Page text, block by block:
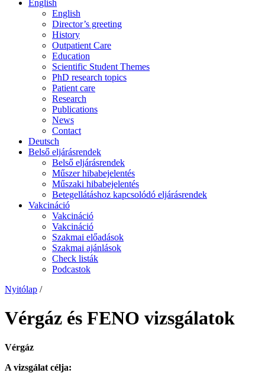
English
English
Director’s greeting
History
Outpatient Care
Education
Scientific Student Themes
PhD research topics
Patient care
Research
Publications
News
Contact
Deutsch
Belső eljárásrendek
Belső eljárásrendek
Műszer hibabejelentés
Műszaki hibabejelentés
Betegellátáshoz kapcsolódó eljárásrendek
Vakcináció
Vakcináció
Vakcináció
Szakmai előadások
Szakmai ajánlások
Check listák
Podcastok
Nyitólap /
Vérgáz és FENO vizsgálatok
Vérgáz
A vizsgálat célja: